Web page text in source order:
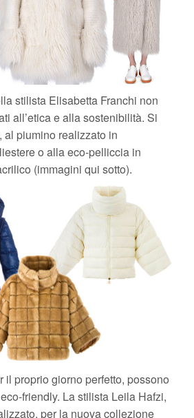
stilista Elisabetta Franchi non
all’etica e alla sostenibilità. Si
al piumino realizzato in
o alla eco-pelliccia in
(immagini qui sotto).
il proprio giorno perfetto, possono
friendly. La stilista Leila Hafzi,
per la nuova collezione